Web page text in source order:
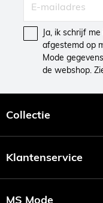
Ja, ik schrijf
afgestemd op
Mode
de webshop.
Collectie
Klantenservice
MS Mode